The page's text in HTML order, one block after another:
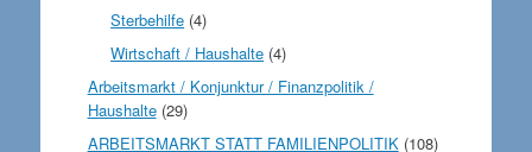
Sterbehilfe (4)
Wirtschaft / Haushalte (4)
Arbeitsmarkt / Konjunktur / Finanzpolitik /
Haushalte(29)
ARBEITSMARKT STATT FAMILIENPOLITIK(108)